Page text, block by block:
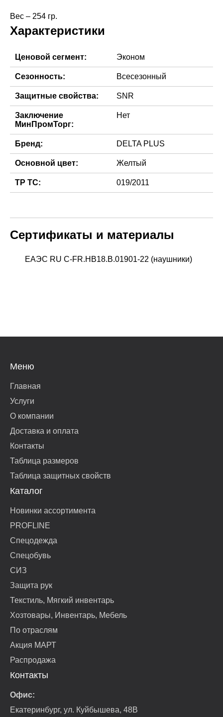
Характеристики
Ценовой сегмент: Эконом
Сезонность: Всесезонный
Защитные свойства: SNR
Заключение
МинПромТорг:
Нет
Бренд: DELTA PLUS
Основной цвет: Желтый
ТР ТС: 019/2011
Сертификаты и материалы
ЕАЭС RU C-FR.НВ18.В.01901-22 (наушники)
Меню
Главная
Услуги
О компании
Доставка и оплата
Контакты
Таблица размеров
Таблица защитных свойств
Каталог
Новинки ассортимента
PROFLINE
Спецодежда
Спецобувь
СИЗ
Защита рук
Текстиль, Мягкий инвентарь
Хозтовары, Инвентарь, Мебель
По отраслям
Акция МАРТ
Распродажа
Контакты
Офис:
Екатеринбург, ул. Куйбышева, 48В